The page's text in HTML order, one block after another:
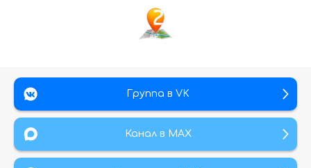
Группа в VK
Канал в МАХ